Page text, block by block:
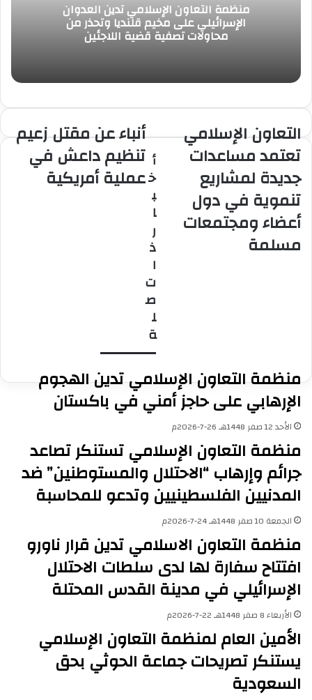
منظمة التعاون الإسلامي تدين العدوان
الإسرائيلي على مخيم قلنديا وتحذر من
محاولات تصفية قضية اللاجئين
التعاون
الإسلامي
تعتمد
مساعدات
جديدة
لمشاريع
تنموية
في
دول
التعاون الإسلامي
تعتمد مساعدات
جديدة لمشاريع
تنموية في دول
أعضاء ومجتمعات
مسلمة
أنباء
عن
مقتل
زعيم
تنظيم
أنباء عن مقتل زعيم
تنظيم داعش في
عملية أمريكية
أ
خ
ب
ا
ر
ذ
ا
ت
ص
ل
ة
منظمة التعاون الإسلامي تدين الهجوم
الإرهابي على حاجز أمني في باكستان
الأحد 12 صفر 1448هـ 26-7-2026م
منظمة التعاون الإسلامي تستنكر تصاعد
جرائم وإرهاب “الاحتلال والمستوطنين” ضد
المدنيين الفلسطينيين وتدعو للمحاسبة
الجمعة 10 صفر 1448هـ 24-7-2026م
منظمة التعاون الاسلامي تدين قرار ناورو
افتتاح سفارة لها لدى سلطات الاحتلال
الإسرائيلي في مدينة القدس المحتلة
الأربعاء 8 صفر 1448هـ 22-7-2026م
الأمين العام لمنظمة التعاون الإسلامي
يستنكر تصريحات جماعة الحوثي بحق
السعودية